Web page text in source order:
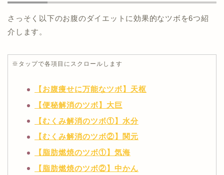
さっそく以下のお腹のダイエットに効果的なツボを6つ紹
介します。
※タップで各項目にスクロールします
【お腹痩せに万能なツボ】天枢
【便秘解消のツボ】大巨
【むくみ解消のツボ①】水分
【むくみ解消のツボ②】関元
【脂肪燃焼のツボ①】気海
【脂肪燃焼のツボ②】中かん